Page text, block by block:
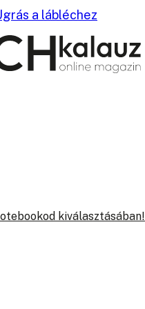
a lábléchez
kiválasztásában!